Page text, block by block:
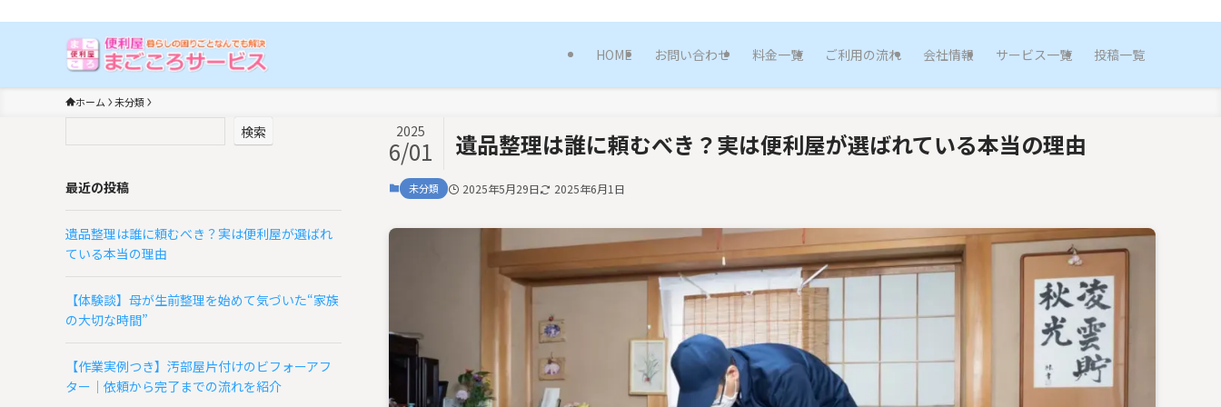
HOME お問い合わせ 料金一覧 ご利用の流れ 会社情報 サービス一覧 投稿一覧
ホーム 未分類
遺品整理は誰に頼むべき？実は便利屋が選ばれている本当の理由
2025
6/01
未分類 2025年5月29日 2025年6月1日
検索
最近の投稿
遺品整理は誰に頼むべき？実は便利屋が選ばれ
ている本当の理由
【体験談】母が生前整理を始めて気づいた“家族
の大切な時間”
【作業実例つき】汚部屋片付けのビフォーアフ
ター｜依頼から完了までの流れを紹介